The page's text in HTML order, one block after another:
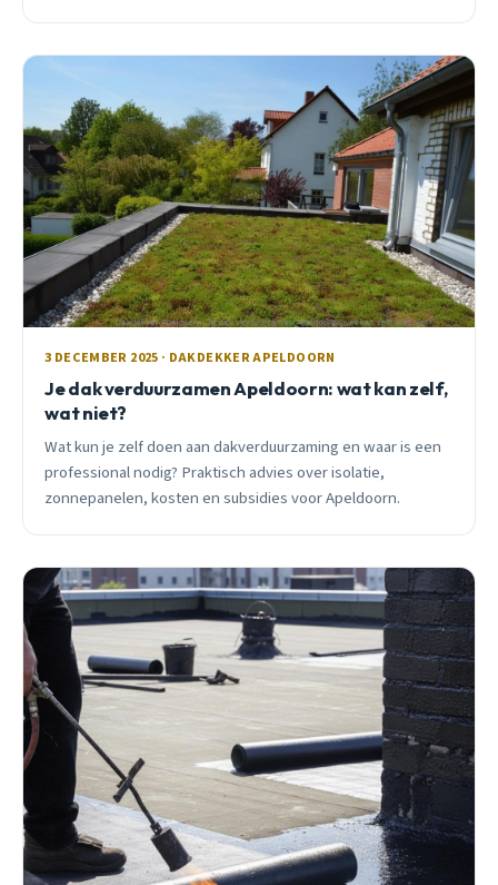
3 DECEMBER 2025 · DAKDEKKER APELDOORN
Je dak verduurzamen Apeldoorn: wat kan zelf,
wat niet?
Wat kun je zelf doen aan dakverduurzaming en waar is een
professional nodig? Praktisch advies over isolatie,
zonnepanelen, kosten en subsidies voor Apeldoorn.